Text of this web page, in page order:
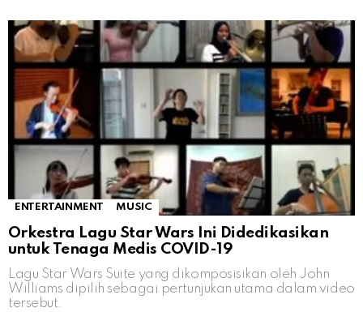
ENTERTAINMENT MUSIC
Orkestra Lagu Star Wars Ini Didedikasikan
untuk Tenaga Medis COVID-19
Lagu Star Wars Suite yang dikomposisikan oleh John
Williams dipilih sebagai pertunjukan utama dalam video
tersebut.